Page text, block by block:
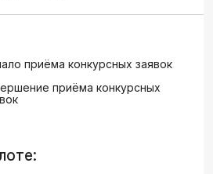
приёма конкурсных заявок
приёма конкурсных